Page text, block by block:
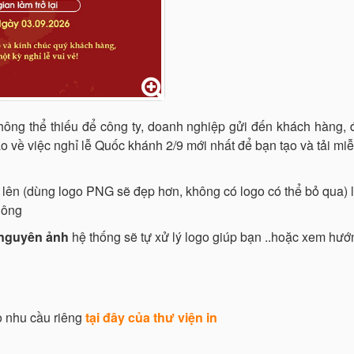
thể thiếu để công ty, doanh nghiệp gửi đến khách
về việc nghỉ lễ Quốc khánh 2/9 mới nhất để bạn tạo và tải
(dùng logo PNG sẽ đẹp hơn, không có logo có thể bỏ
ảnh hệ thống sẽ tự xử lý logo giúp bạn ..hoặc xem
nhu cầu riêng tại đây của thư viện in